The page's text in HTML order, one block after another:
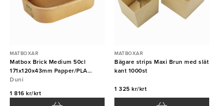
MATBOXAR
Matbox Brick Medium 50cl
171x120x43mm Papper/PLA
300st DUNI
Duni
1 816 kr/krt
MATBOXAR
Bägare strips Maxi Brun med slät
kant 1000st
1 325 kr/krt